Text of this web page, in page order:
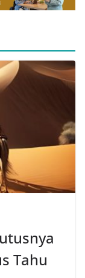
Tahu